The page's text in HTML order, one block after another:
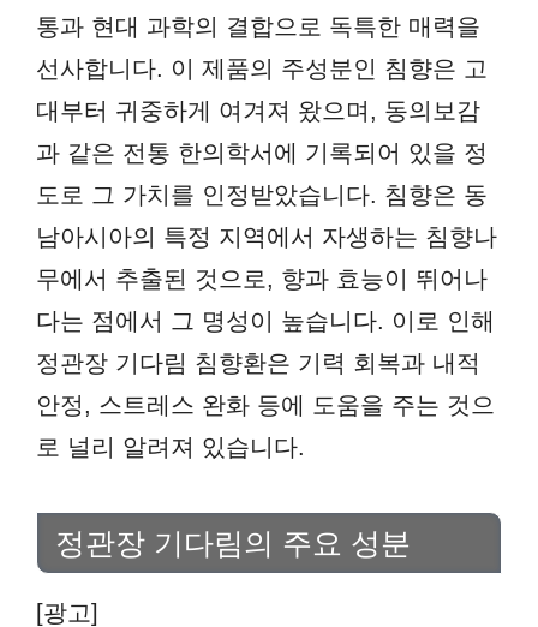
통과 현대 과학의 결합으로 독특한 매력을
선사합니다. 이 제품의 주성분인 침향은 고
대부터 귀중하게 여겨져 왔으며, 동의보감
과 같은 전통 한의학서에 기록되어 있을 정
도로 그 가치를 인정받았습니다. 침향은 동
남아시아의 특정 지역에서 자생하는 침향나
무에서 추출된 것으로, 향과 효능이 뛰어나
다는 점에서 그 명성이 높습니다. 이로 인해
정관장 기다림 침향환은 기력 회복과 내적
안정, 스트레스 완화 등에 도움을 주는 것으
로 널리 알려져 있습니다.
정관장 기다림의 주요 성분
[광고]